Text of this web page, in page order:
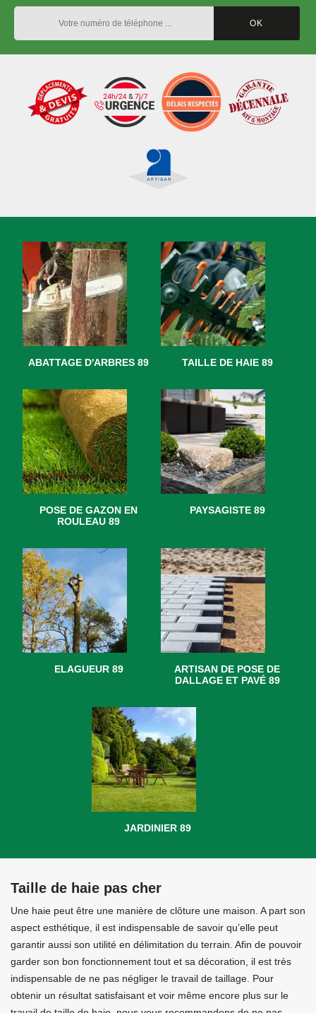
ABATTAGE D'ARBRES 89 TAILLE DE HAIE 89
POSE DE GAZON EN
ROULEAU 89
PAYSAGISTE 89
ELAGUEUR 89
ARTISAN DE POSE DE
DALLAGE ET PAVÉ 89
JARDINIER 89
Taille de haie pas cher
Une haie peut être une manière de clôture une maison. A part son
aspect esthétique, il est indispensable de savoir qu’elle peut
garantir aussi son utilité en délimitation du terrain. Afin de pouvoir
garder son bon fonctionnement tout et sa décoration, il est très
indispensable de ne pas négliger le travail de taillage. Pour
obtenir un résultat satisfaisant et voir même encore plus sur le